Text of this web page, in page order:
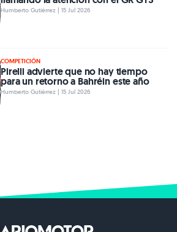
Humberto Gutiérrez | 15 Jul 2026
COMPETICIÓN
Pirelli advierte que no hay tiempo
para un retorno a Bahréin este año
Humberto Gutiérrez | 15 Jul 2026